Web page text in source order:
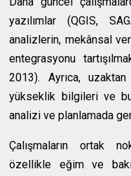
yazılımlar (QGIS,
analizlerin, mekânsal
entegrasyonu
2013). Ayrıca,
yükseklik bilgileri ve
analizi ve planlamada
Çalışmaların ortak
özellikle eğim ve